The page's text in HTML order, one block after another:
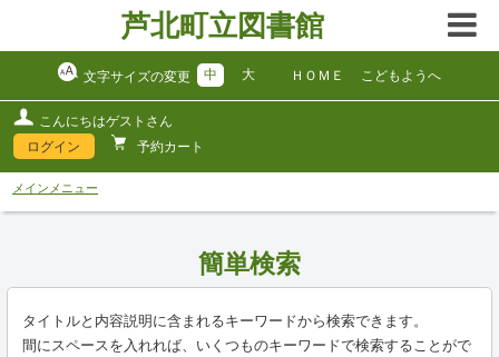
芦北町立図書館
文字サイズの変更 中 大 ＨＯＭＥ こどもようへ
こんにちはゲストさん
ログイン
予約カート
メインメニュー
簡単検索
タイトルと内容説明に含まれるキーワードから検索できます。
間にスペースを入れれば、いくつものキーワードで検索することがで